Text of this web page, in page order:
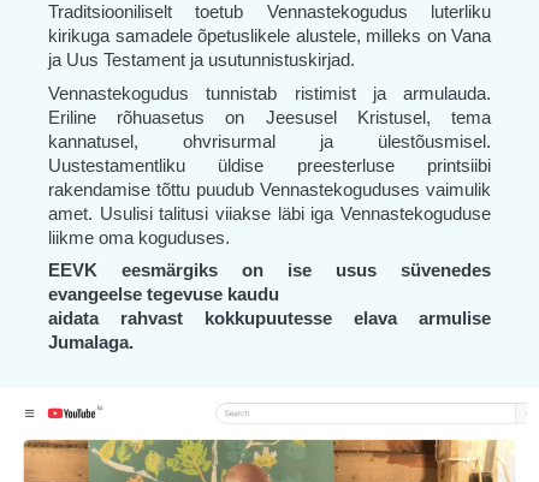
Traditsiooniliselt toetub Vennastekogudus luterliku
kirikuga samadele õpetuslikele alustele, milleks on Vana
ja Uus Testament ja usutunnistuskirjad.
Vennastekogudus tunnistab ristimist ja armulauda.
Eriline rõhuasetus on Jeesusel Kristusel, tema
kannatusel, ohvrisurmal ja ülestõusmisel.
Uustestamentliku üldise preesterluse printsiibi
rakendamise tõttu puudub Vennastekoguduses vaimulik
amet. Usulisi talitusi viiakse läbi iga Vennastekoguduse
liikme oma koguduses.
EEVK eesmärgiks on ise usus süvenedes
evangeelse tegevuse kaudu
aidata rahvast kokkupuutesse elava armulise
Jumalaga.